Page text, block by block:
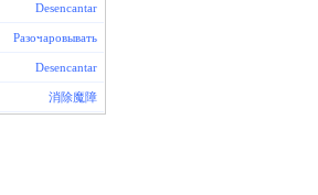
Desencantar
Разочаровывать
Desencantar
消除魔障